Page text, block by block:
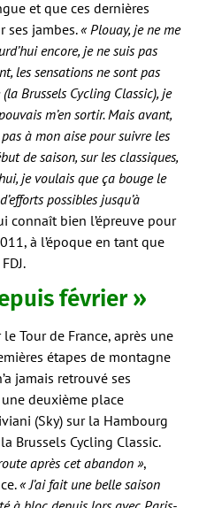
et que ces dernières
ses jambes.« Plouay, je ne me
encore, je ne suis pas
les sensations ne sont pas
Brussels Cycling Classic), je
m’en sortir. Mais avant,
à mon aise pour suivre les
de saison, sur les classiques,
je voulais que ça bouge le
possibles jusqu’à
connaît bien l’épreuve pour
à l’époque en tant que
février »
Tour de France, après une
étapes de montagne
jamais retrouvé ses
deuxième place
(Sky) sur la Hambourg
Brussels Cycling Classic.
après cet abandon »,
« J’ai fait une belle saison